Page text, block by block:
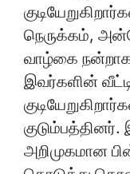
நெருக்கம்,
வாழ்கை
இவர்களின்
அறிமுகமான